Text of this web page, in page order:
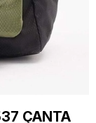
ÇANTA